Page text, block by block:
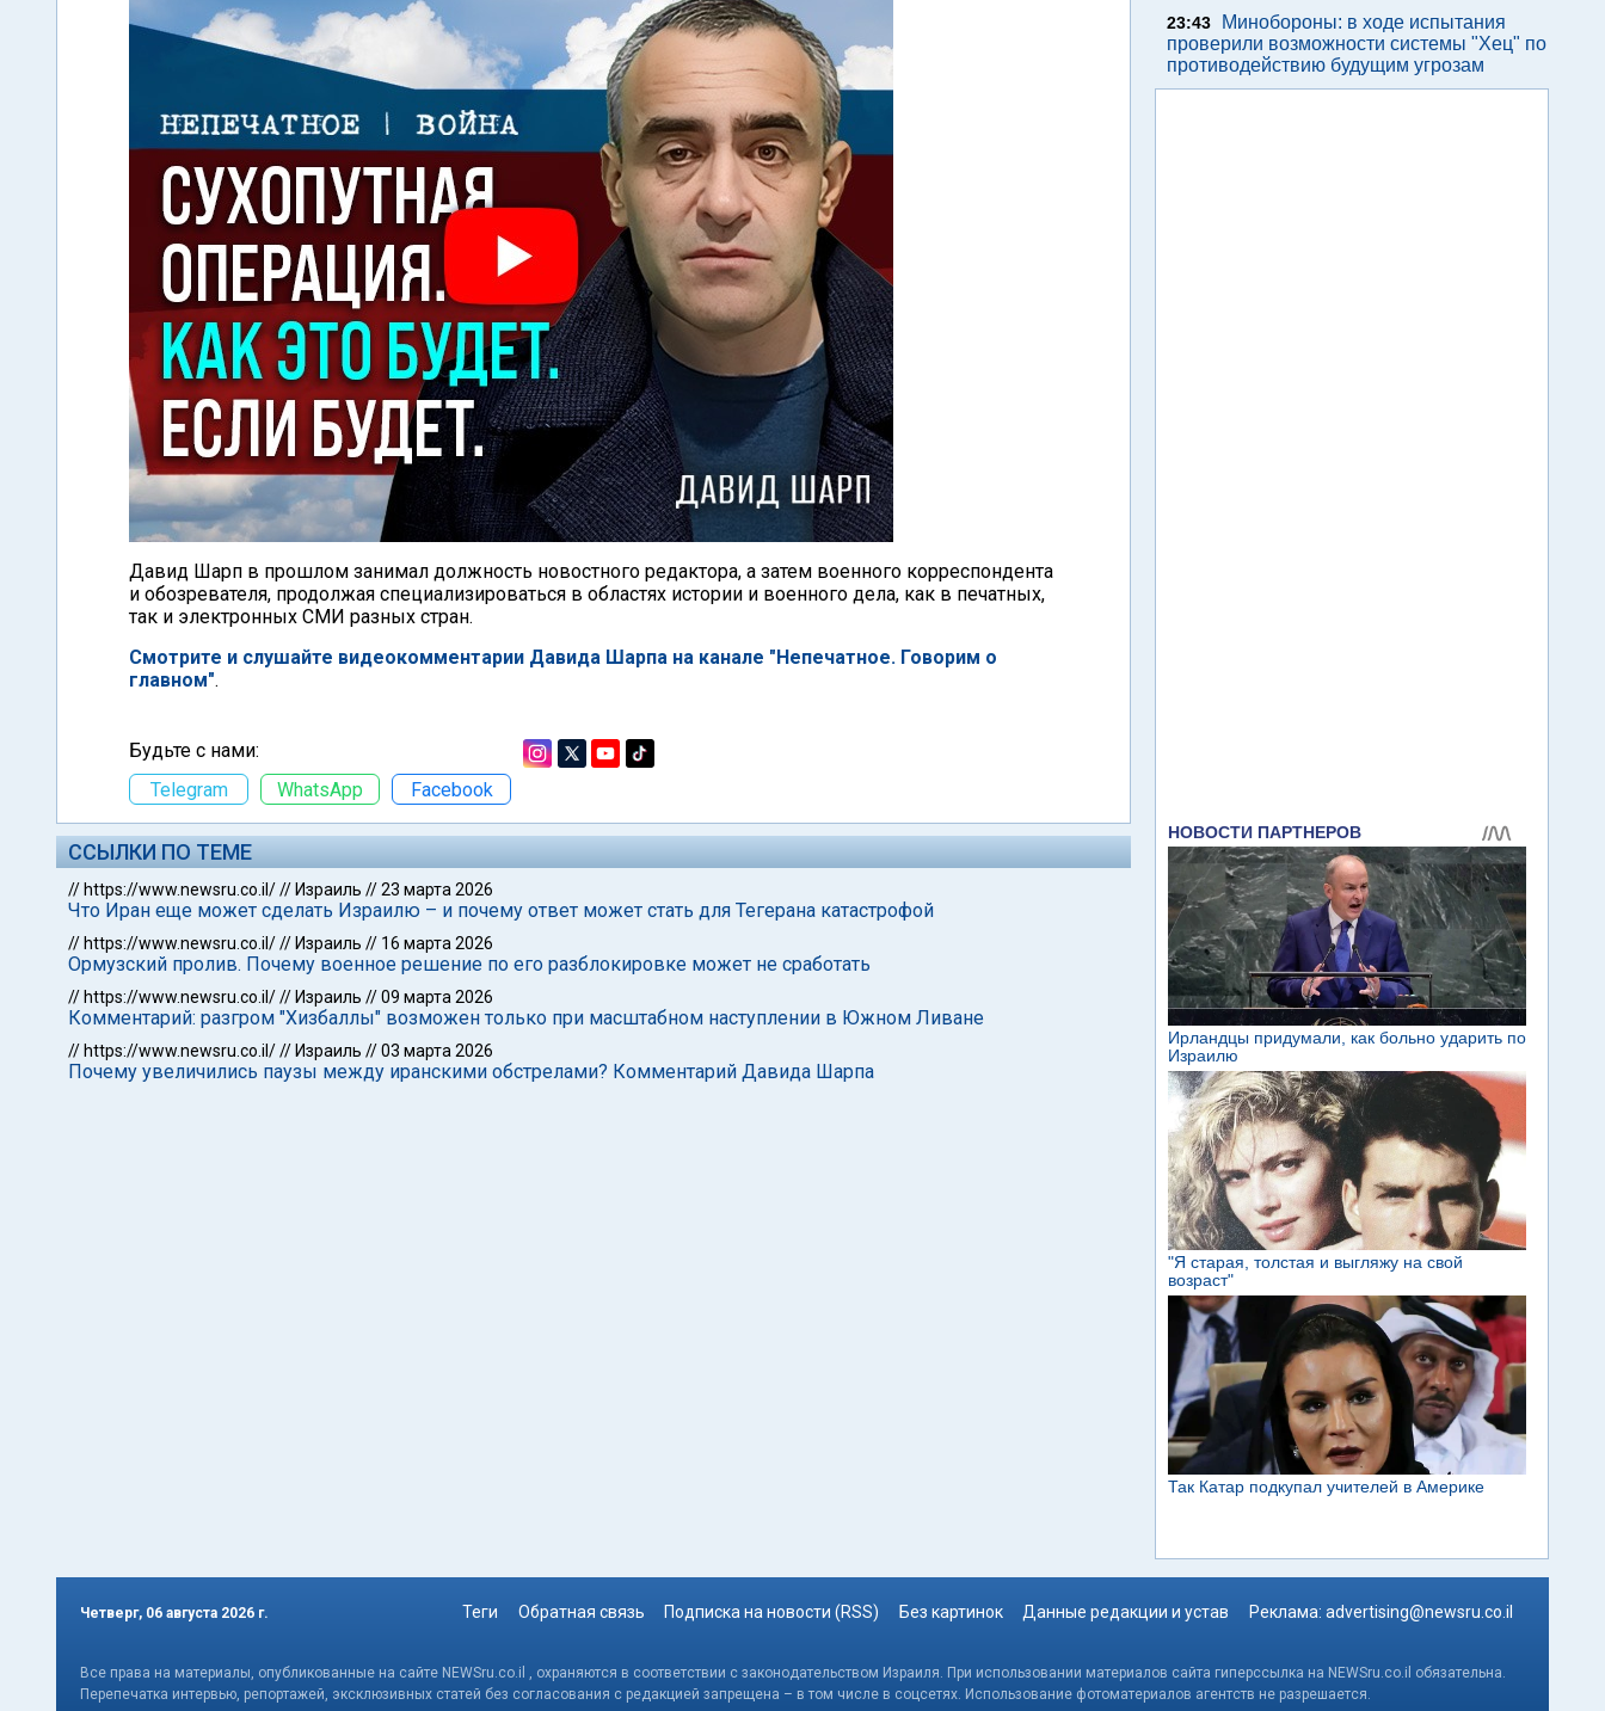
Давид Шарп в прошлом занимал должность новостного редактора, а затем военного корреспондента
и обозревателя, продолжая специализироваться в областях истории и военного дела, как в печатных,
так и электронных СМИ разных стран.
Смотрите и слушайте видеокомментарии Давида Шарпа на канале "Непечатное. Говорим о
главном".
Будьте с нами:
Telegram
WhatsApp Facebook
ССЫЛКИ ПО ТЕМЕ
// https://www.newsru.co.il/// Израиль //23 марта 2026
Что Иран еще может сделать Израилю – и почему ответ может стать для Тегерана катастрофой
// https://www.newsru.co.il/// Израиль // 16 марта 2026
Ормузский пролив. Почему военное решение по его разблокировке может не сработать
// https://www.newsru.co.il/// Израиль //09 марта 2026
Комментарий: разгром "Хизбаллы" возможен только при масштабном наступлении в Южном Ливане
// https://www.newsru.co.il/// Израиль //03 марта 2026
Почему увеличились паузы между иранскими обстрелами? Комментарий Давида Шарпа
23:43
Минобороны: в ходе испытания
проверили возможности системы "Хец" по
противодействию будущим угрозам
Четверг, 06 августа 2026 г. Теги Обратная связь Подписка на новости (RSS) Без картинок Данные редакции и устав Реклама: advertising@newsru.co.il
Все права на материалы, опубликованные на сайте NEWSru.co.il , охраняются в соответствии с законодательством Израиля. При использовании материалов сайта гиперссылка на NEWSru.co.il обязательна.
Перепечатка интервью, репортажей, эксклюзивных статей без согласования с редакцией запрещена – в том числе в соцсетях. Использование фотоматериалов агентств не разрешается.